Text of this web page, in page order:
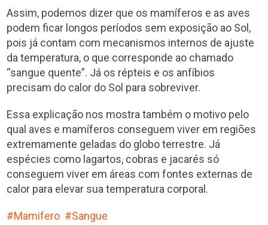
Assim, podemos dizer que os mamíferos e as aves
podem ficar longos períodos sem exposição ao Sol,
pois já contam com mecanismos internos de ajuste
da temperatura, o que corresponde ao chamado
“sangue quente”. Já os répteis e os anfíbios
precisam do calor do Sol para sobreviver.
Essa explicação nos mostra também o motivo pelo
qual aves e mamíferos conseguem viver em regiões
extremamente geladas do globo terrestre. Já
espécies como lagartos, cobras e jacarés só
conseguem viver em áreas com fontes externas de
calor para elevar sua temperatura corporal.
Mamifero Sangue